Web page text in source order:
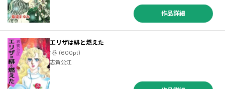
作品詳細
エリザは緋と燃えた
1巻 (600pt)
志賀公江